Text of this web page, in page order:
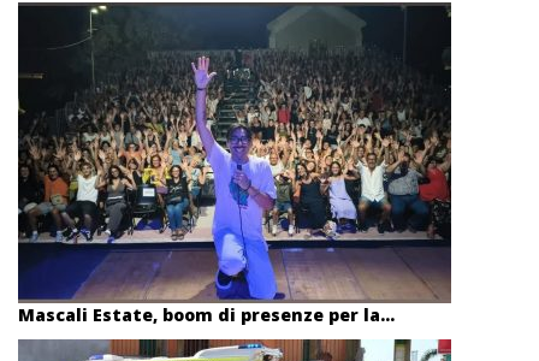
Mascali Estate, boom di presenze per la...